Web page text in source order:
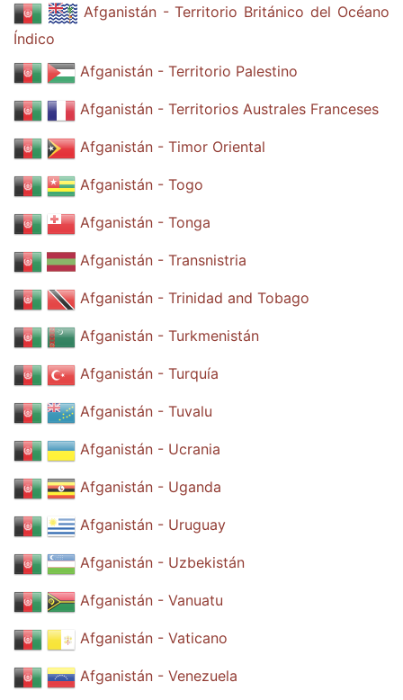
Afganistán - Territorio Británico del Océano
Índico
Afganistán - Territorio Palestino
Afganistán - Territorios Australes Franceses
Afganistán - Timor Oriental
Afganistán - Togo
Afganistán - Tonga
Afganistán - Transnistria
Afganistán - Trinidad and Tobago
Afganistán - Turkmenistán
Afganistán - Turquía
Afganistán - Tuvalu
Afganistán - Ucrania
Afganistán - Uganda
Afganistán - Uruguay
Afganistán - Uzbekistán
Afganistán - Vanuatu
Afganistán - Vaticano
Afganistán - Venezuela